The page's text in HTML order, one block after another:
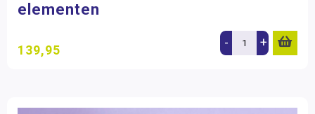
elementen
139,95 - +